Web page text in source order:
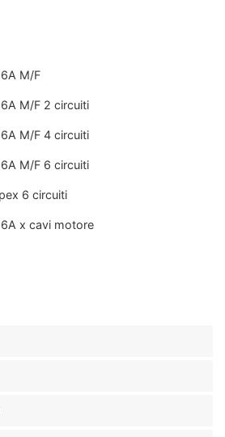
M/F
M/F 2 circuiti
M/F 4 circuiti
M/F 6 circuiti
6 circuiti
x cavi motore